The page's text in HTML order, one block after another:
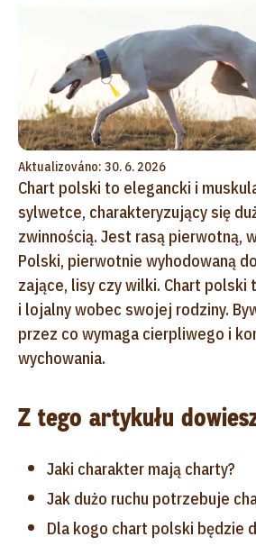
Aktualizováno: 30. 6. 2026
Chart polski to elegancki i
sylwetce, charakteryzujący się
zwinnością. Jest rasą pierwotną,
Polski, pierwotnie wyhodowaną
zające, lisy czy wilki. Chart
i lojalny wobec swojej rodziny.
przez co wymaga cierpliwego i
wychowania.
Z tego artykułu
Jaki charakter mają charty?
Jak dużo ruchu potrzebuje
Dla kogo chart polski będzie